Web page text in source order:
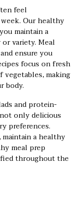
feel
Our healthy
maintain a
variety. Meal
ensure you
focus on fresh
making
body.
and protein-
only delicious
preferences.
a healthy
meal prep
throughout the